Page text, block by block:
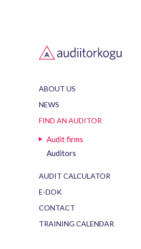
ABOUT US
NEWS
FIND AN AUDITOR
Audit firms
Auditors
AUDIT CALCULATOR
E-DOK
CONTACT
TRAINING CALENDAR